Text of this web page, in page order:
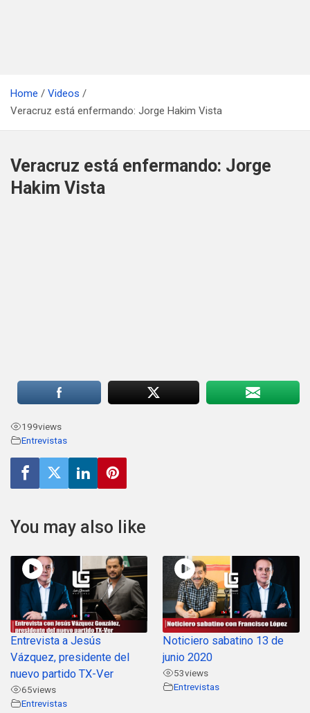
Home
Videos
Veracruz está enfermando: Jorge Hakim Vista
Veracruz está enfermando: Jorge
Hakim Vista
199views
Entrevistas
You may also like
Entrevista a Jesús
Vázquez, presidente del
nuevo partido TX-Ver
65views
Entrevistas
Noticiero sabatino 13 de
junio 2020
53views
Entrevistas